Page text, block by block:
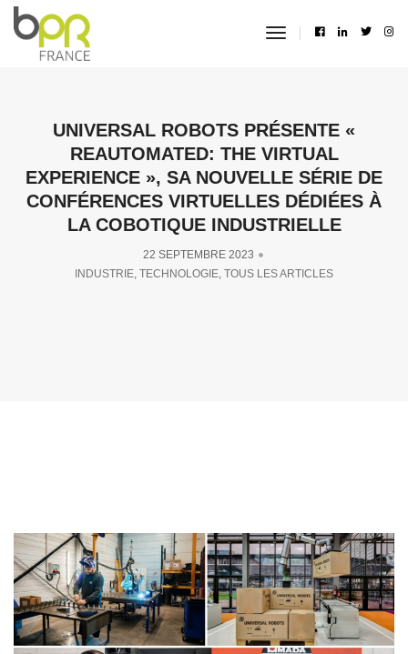
toggle
UNIVERSAL ROBOTS PRÉSENTE «
REAUTOMATED: THE VIRTUAL
EXPERIENCE », SA NOUVELLE SÉRIE DE
CONFÉRENCES VIRTUELLES DÉDIÉES À
LA COBOTIQUE INDUSTRIELLE
22 SEPTEMBRE 2023
INDUSTRIE, TECHNOLOGIE, TOUS LES ARTICLES